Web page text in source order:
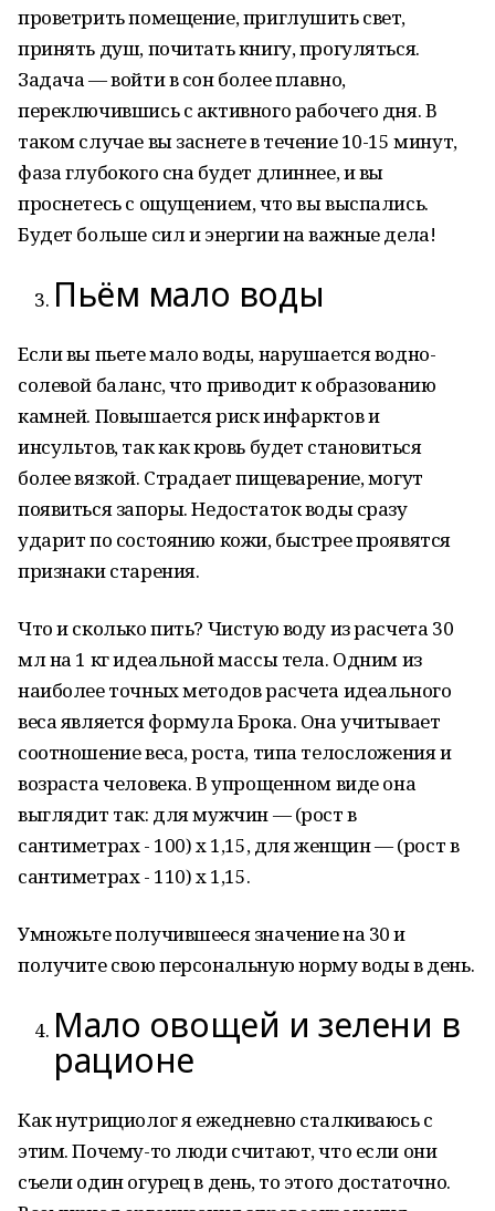
проветрить помещение, приглушить свет,
принять душ, почитать книгу, прогуляться.
Задача — войти в сон более плавно,
переключившись с активного рабочего дня. В
таком случае вы заснете в течение 10-15 минут,
фаза глубокого сна будет длиннее, и вы
проснетесь с ощущением, что вы выспались.
Будет больше сил и энергии на важные дела!
Пьём мало воды
Если вы пьете мало воды, нарушается водно-
солевой баланс, что приводит к образованию
камней. Повышается риск инфарктов и
инсультов, так как кровь будет становиться
более вязкой. Страдает пищеварение, могут
появиться запоры. Недостаток воды сразу
ударит по состоянию кожи, быстрее проявятся
признаки старения.
Что и сколько пить? Чистую воду из расчета 30
мл на 1 кг идеальной массы тела. Одним из
наиболее точных методов расчета идеального
веса является формула Брока. Она учитывает
соотношение веса, роста, типа телосложения и
возраста человека. В упрощенном виде она
выглядит так: для мужчин — (рост в
сантиметрах - 100) х 1,15, для женщин — (рост в
сантиметрах - 110) х 1,15.
Умножьте получившееся значение на 30 и
получите свою персональную норму воды в день.
Мало овощей и зелени в
рационе
Как нутрициолог я ежедневно сталкиваюсь с
этим. Почему-то люди считают, что если они
съели один огурец в день, то этого достаточно.